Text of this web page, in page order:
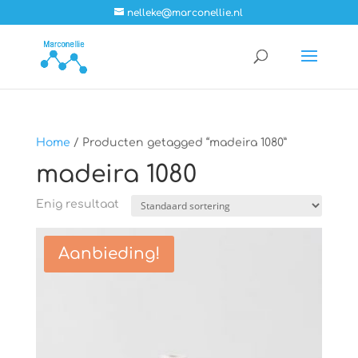
nelleke@marconellie.nl
Home / Producten getagged “madeira 1080”
madeira 1080
Enig resultaat
Aanbieding!